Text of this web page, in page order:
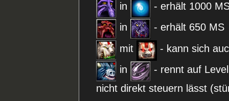
in
- erhält 1000
in
- erhält 650 MS
mit
- kann sich
in
- rennt auf
nicht direkt steuern lässt